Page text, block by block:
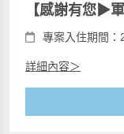
【感謝有您▶
專案入住期間
詳細內容＞